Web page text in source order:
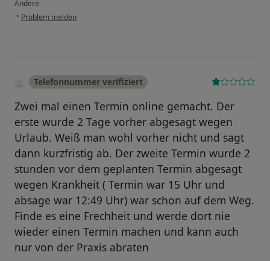
Andere
• Problem melden
Telefonnummer verifiziert
Zwei mal einen Termin online gemacht. Der
erste wurde 2 Tage vorher abgesagt wegen
Urlaub. Weiß man wohl vorher nicht und sagt
dann kurzfristig ab. Der zweite Termin wurde 2
stunden vor dem geplanten Termin abgesagt
wegen Krankheit ( Termin war 15 Uhr und
absage war 12:49 Uhr) war schon auf dem Weg.
Finde es eine Frechheit und werde dort nie
wieder einen Termin machen und kann auch
nur von der Praxis abraten